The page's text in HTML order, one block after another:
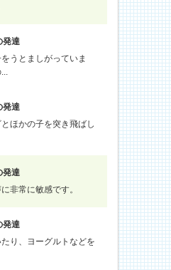
発達
をうとましがっていま
発達
ほかの子を突き飛ばし
発達
非常に敏感です。
発達
り、ヨーグルトなどを